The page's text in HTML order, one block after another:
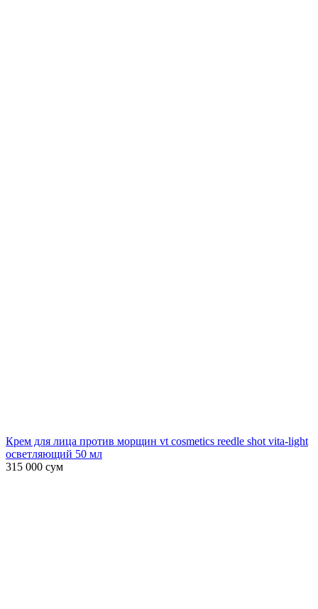
Крем для лица против морщин vt cosmetics reedle shot vita-light
осветляющий 50 мл
315 000 сум